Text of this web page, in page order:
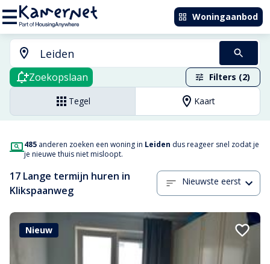
Woningaanbod
Zoekopslaan Filters (2)
Tegel Kaart
485 anderen zoeken een woning in Leiden dus reageer snel zodat je
je nieuwe thuis niet misloopt.
17 Lange termijn huren in
Klikspaanweg
Nieuwste eerst
Nieuw